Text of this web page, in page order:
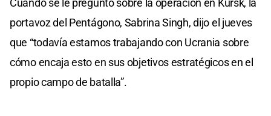
Cuando se le preguntó sobre la operación en Kursk, la
portavoz del Pentágono, Sabrina Singh, dijo el jueves
que “todavía estamos trabajando con Ucrania sobre
cómo encaja esto en sus objetivos estratégicos en el
propio campo de batalla”.